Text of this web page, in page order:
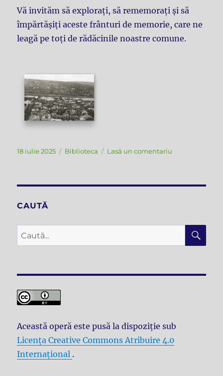
Vă invităm să explorați, să rememorați și să
împărtășiți aceste frânturi de memorie, care ne
leagă pe toți de rădăcinile noastre comune.
Publicat
18 iulie 2025 Categorii
Biblioteca Lasă un comentariu
în
imagini
prin
CAUTĂ
Caută
după:
Această operă este pusă la dispoziţie sub
Licenţa Creative Commons Atribuire 4.0
Internațional .